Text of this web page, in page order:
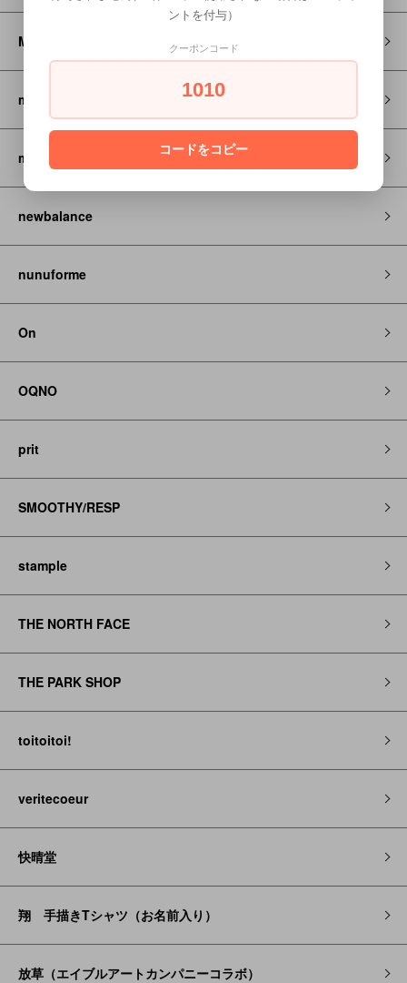
MOUN TEN.
montbell
my little cozmo
newbalance
nunuforme
On
OQNO
prit
SMOOTHY/RESP
stample
THE NORTH FACE
THE PARK SHOP
toitoitoi!
veritecoeur
快晴堂
翔 手描きTシャツ（お名前入り）
放草（エイブルアートカンパニーコラボ）
ントを付与）
クーポンコード
1010
コードをコピー